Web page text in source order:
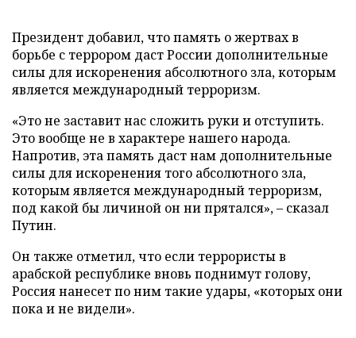
Президент добавил, что память о жертвах в
борьбе с террором даст России дополнительные
силы для искоренения абсолютного зла, которым
является международный терроризм.
«Это не заставит нас сложить руки и отступить.
Это вообще не в характере нашего народа.
Напротив, эта память даст нам дополнительные
силы для искоренения того абсолютного зла,
которым является международный терроризм,
под какой бы личиной он ни прятался», – сказал
Путин.
Он также отметил, что если террористы в
арабской республике вновь поднимут голову,
Россия нанесет по ним такие удары, «которых они
пока и не видели».